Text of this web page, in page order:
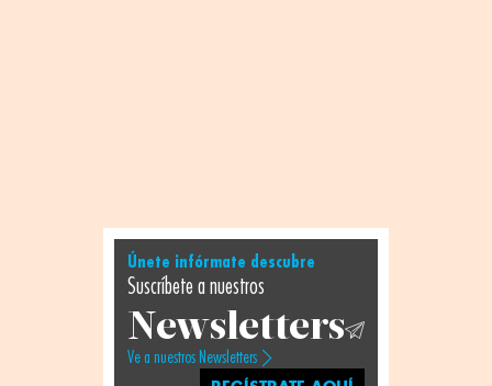
Únete infórmate descubre
Suscríbete a nuestros
Newsletters
Ve a nuestros Newsletters